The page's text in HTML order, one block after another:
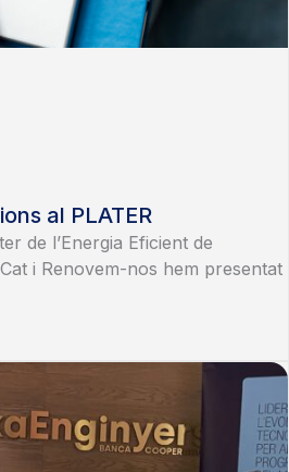
al PLATER
de l’Energia Eficient de
i Renovem-nos hem presentat